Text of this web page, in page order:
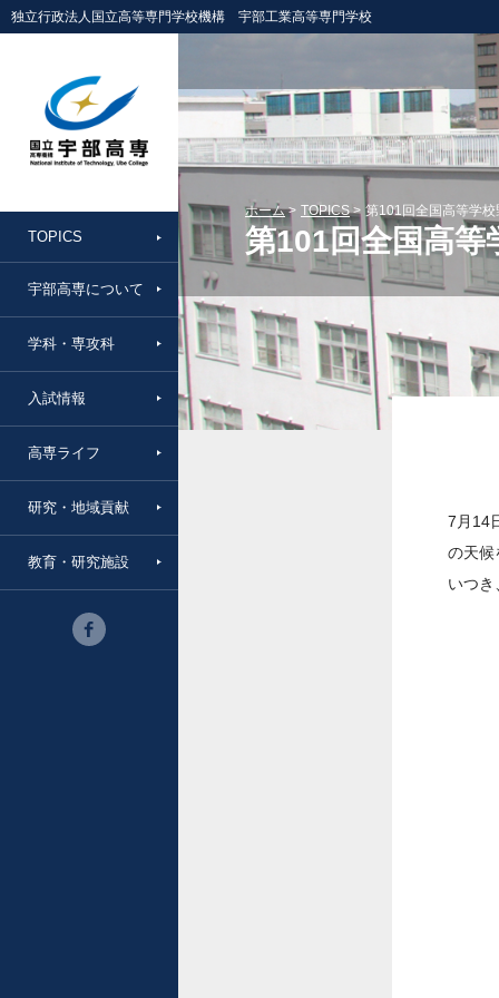
独立行政法人国立高等専門学校機構 宇部工業高等専門学校
TOPICS
宇部高専について
学科・専攻科
入試情報
高専ライフ
研究・地域貢献
教育・研究施設
ホーム TOPICS 第101回全国高等学
第101回全国高等
7月14
の天候
いつ